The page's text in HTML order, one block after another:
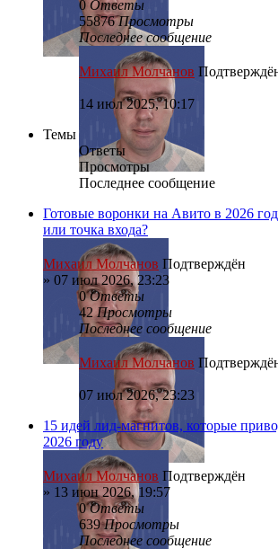
0 Ответы
55876Просмотры
Последнее сообщение
Михаил Молчанов
14 июл 2025, 10:17
Темы
Ответы
Просмотры
Последнее сообщение
Готовые воронки на Авито в 2026
или точка входа?
Михаил Молчанов Подтверждён
» 07 июл 2026, 23:23
0Ответы
42Просмотры
Последнее сообщение
Михаил Молчанов
07 июл 2026, 23:23
15 идей лид-магнитов, которые
2026 году
Михаил Молчанов Подтверждён
» 13 июн 2026, 19:57
0Ответы
639Просмотры
Последнее сообщение